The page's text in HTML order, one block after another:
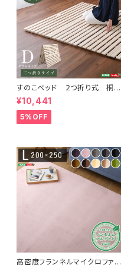
すのこベッド ２つ折り式 桐仕
様(ダブル)【Coh-ソーン-】 KI
R-2-D
¥10,441
5%OFF
高密度フランネルマイクロファイ